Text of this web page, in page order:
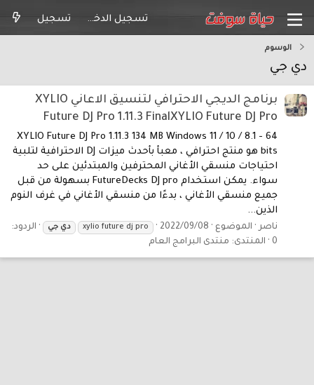
تسجيل الدخول تسجيل
الوسوم
دي جي
برنامج الديجي الاحترافي لتنسيق الاعاني XYLIO
Future DJ Pro 1.11.3 FinalXYLIO Future DJ Pro
XYLIO Future DJ Pro 1.11.3 134 MB Windows 11 / 10 / 8.1 - 64
bits هو منتج احترافي ، معبأ بأحدث ميزات DJ الاحترافية لتلبية
احتياجات منسقي الأغاني المحترفين والمبتدئين على حد
سواء. يمكن استخدام FutureDecks DJ pro بسهولة من قبل
جميع منسقي الأغاني ، بدءًا من منسقي الأغاني في غرف النوم
الذين...
ناصر الموضوع 2022/09/08
xylio future dj pro دي جي
الردود:
0
المنتدى: منتدى البرامج العام